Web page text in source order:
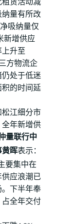
量有所改
吸纳量仅
新增供应
上升至
方物流企
处于低迷
的时间延
江细分市
年新增供
量联行中
黄晖表示：
要集中在
应浪潮已
下半年奉
全年交付